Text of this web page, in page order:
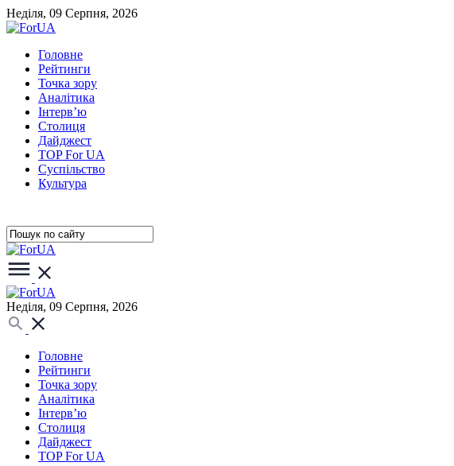
Неділя, 09 Серпня, 2026
Головне
Рейтинги
Точка зору
Аналітика
Інтерв’ю
Столиця
Дайджест
TOP For UA
Суспiльство
Культура
Неділя, 09 Серпня, 2026
Головне
Рейтинги
Точка зору
Аналітика
Інтерв’ю
Столиця
Дайджест
TOP For UA